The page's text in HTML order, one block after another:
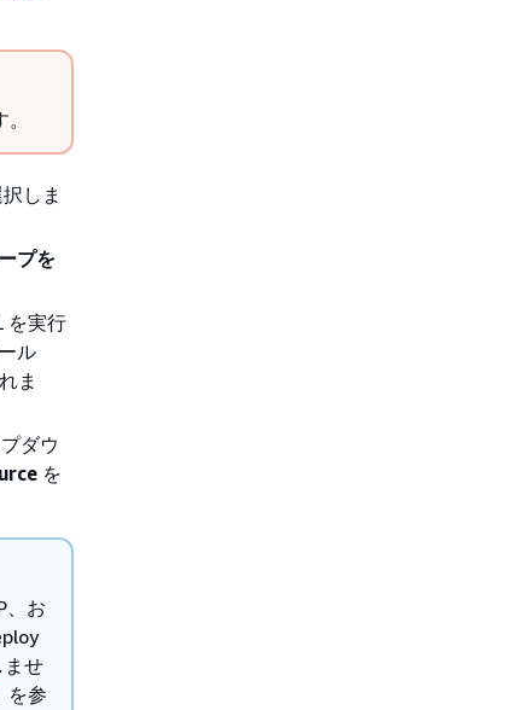
しま
プを
を実行
ル
ま
ダウ
を
、お
ませ
を参